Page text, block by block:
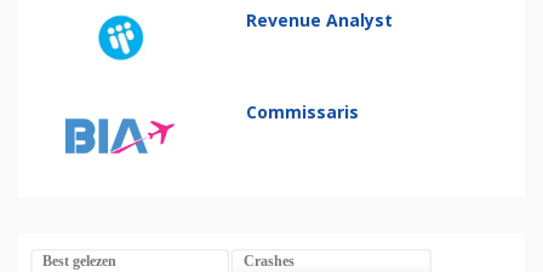
Revenue Analyst
Commissaris
Best gelezen Crashes